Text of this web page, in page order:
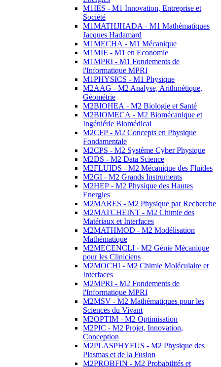
M1IES - M1 Innovation, Entreprise et
Société
M1MATHJHADA - M1 Mathématiques
Jacques Hadamard
M1MECHA - M1 Mécanique
M1MIE - M1 en Economie
M1MPRI - M1 Fondements de
l'Informatique MPRI
M1PHYSICS - M1 Physique
M2AAG - M2 Analyse, Arithmétique,
Géométrie
M2BIOHEA - M2 Biologie et Santé
M2BIOMECA - M2 Biomécanique et
Ingéniérie Biomédical
M2CFP - M2 Concepts en Physique
Fondamentale
M2CPS - M2 Système Cyber Physique
M2DS - M2 Data Science
M2FLUIDS - M2 Mécanique des Fluides
M2GI - M2 Grands Instruments
M2HEP - M2 Physique des Hautes
Energies
M2MARES - M2 Physique par Recherche
M2MATCHEINT - M2 Chimie des
Matériaux et Interfaces
M2MATHMOD - M2 Modélisation
Mathématique
M2MECENCLI - M2 Génie Mécanique
pour les Cliniciens
M2MOCHI - M2 Chimie Moléculaire et
Interfaces
M2MPRI - M2 Fondements de
l'Informatique MPRI
M2MSV - M2 Mathématiques pour les
Sciences du Vivant
M2OPTIM - M2 Optimisation
M2PIC - M2 Projet, Innovation,
Conception
M2PLASPHYFUS - M2 Physique des
Plasmas et de la Fusion
M2PROBFIN - M2 Probabilités et